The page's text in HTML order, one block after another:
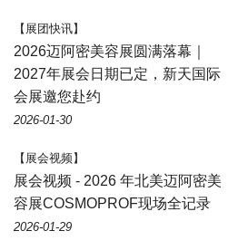
【展团快讯】
2026迈阿密美容展圆满落幕｜
2027年展会日期已定，新天国际
会展邀您赴约
2026-01-30
【展会视频】
展会视频 - 2026 年北美迈阿密美
容展COSMOPROF现场全记录
2026-01-29